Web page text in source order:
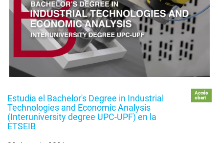
Estudia el Bachelor's Degree in Industrial
Technologies and Economic Analysis
(Interuniversity degree UPC-UPF) en la
ETSEIB
Accés
obert